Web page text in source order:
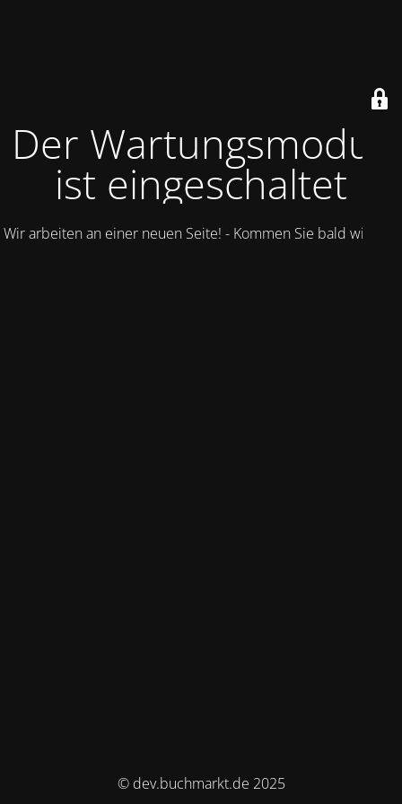
Der Wartungsmodus
ist eingeschaltet
Wir arbeiten an einer neuen Seite! - Kommen Sie bald wieder.
© dev.buchmarkt.de 2025